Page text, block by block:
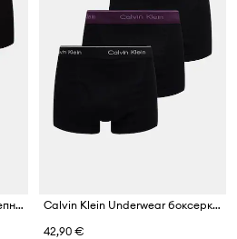
Calvin Klein Underwear прилепнали боксерки мъжки от памук с еластан 3 броя
Calvin Klein Underwear боксерки мъжки от памук
42,90 €